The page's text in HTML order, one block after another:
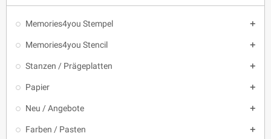
Memories4you Stempel 
Memories4you Stencil 
Stanzen / Prägeplatten 
Papier 
Neu / Angebote 
Farben / Pasten 